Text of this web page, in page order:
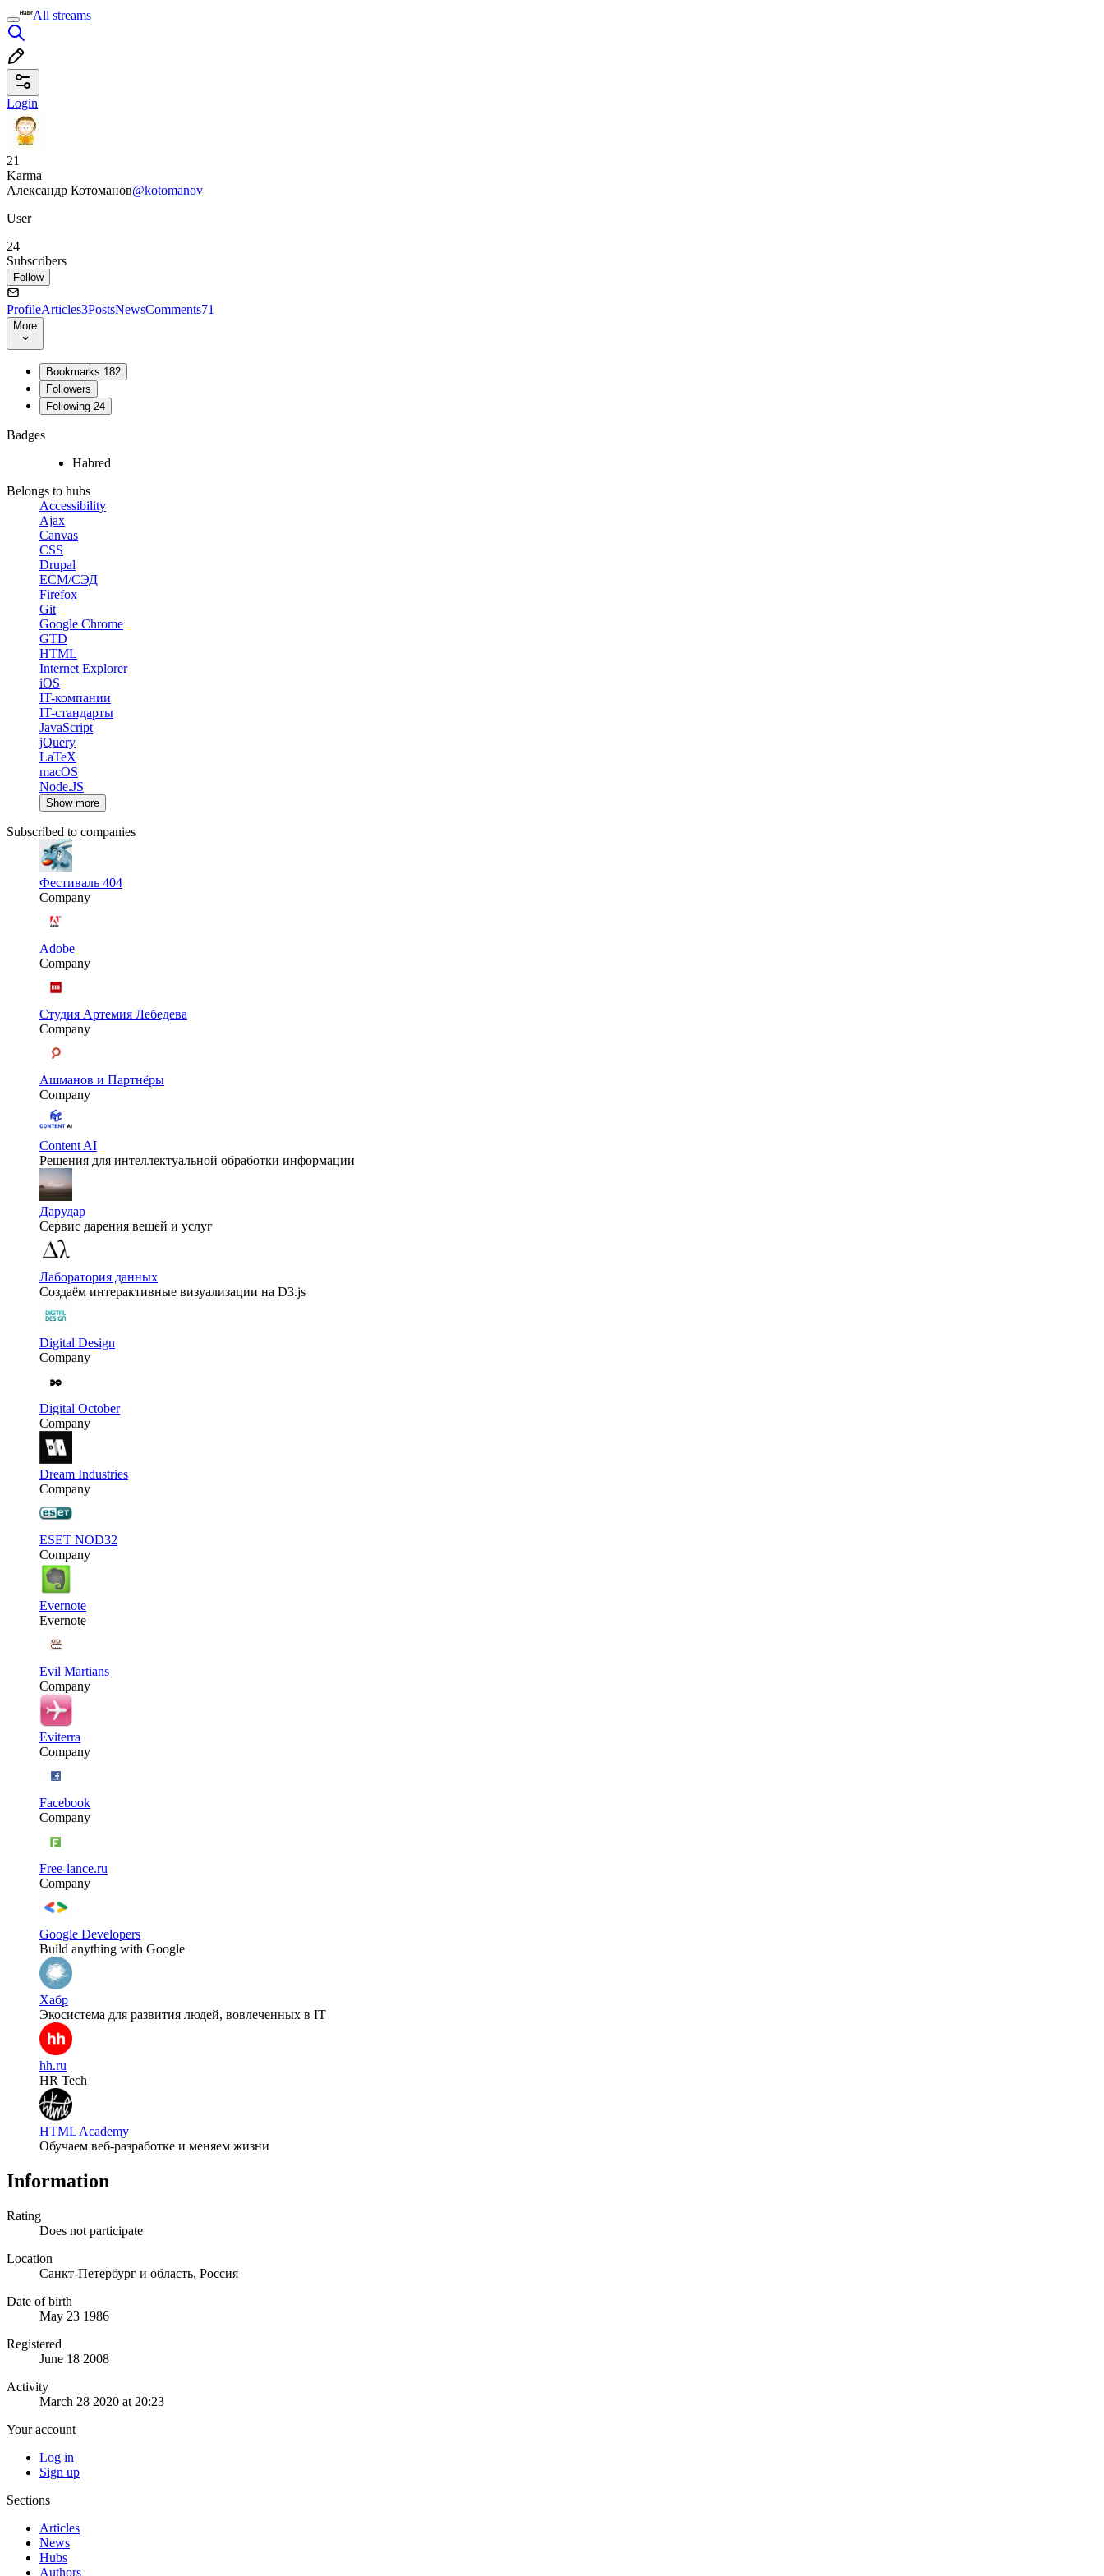
All streams
Login
21
Karma
Александр Котоманов@kotomanov
User
24
Subscribers
Follow
ProfileArticles3PostsNewsComments71
More
Bookmarks 182
Followers
Following 24
Badges
Habred
Belongs to hubs
Accessibility
Ajax
Canvas
CSS
Drupal
ECM/СЭД
Firefox
Git
Google Chrome
GTD
HTML
Internet Explorer
iOS
IT-компании
IT-стандарты
JavaScript
jQuery
LaTeX
macOS
Node.JS
Show more
Subscribed to companies
Фестиваль 404
Company
Adobe
Company
Студия Артемия Лебедева
Company
Ашманов и Партнёры
Company
Content AI
Решения для интеллектуальной обработки информации
Дарудар
Сервис дарения вещей и услуг
Лаборатория данных
Создаём интерактивные визуализации на D3.js
Digital Design
Company
Digital October
Company
Dream Industries
Company
ESET NOD32
Company
Evernote
Evernote
Evil Martians
Company
Eviterra
Company
Facebook
Company
Free-lance.ru
Company
Google Developers
Build anything with Google
Хабр
Экосистема для развития людей, вовлеченных в IT
hh.ru
HR Tech
HTML Academy
Обучаем веб-разработке и меняем жизни
Information
Rating
Does not participate
Location
Санкт-Петербург и область, Россия
Date of birth
May 23 1986
Registered
June 18 2008
Activity
March 28 2020 at 20:23
Your account
Log in
Sign up
Sections
Articles
News
Hubs
Authors